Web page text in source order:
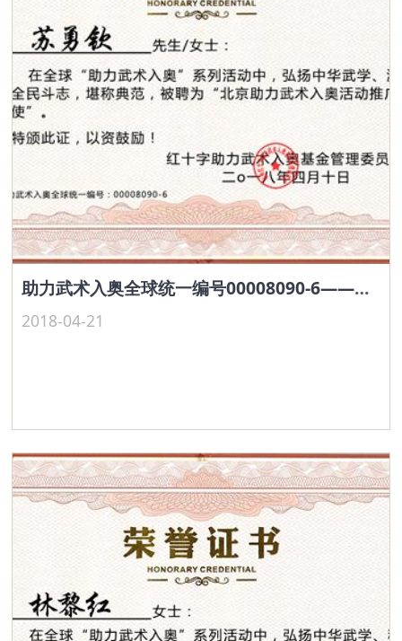
助力武术入奥全球统一编号00008090-6——苏勇钦
2018-04-21